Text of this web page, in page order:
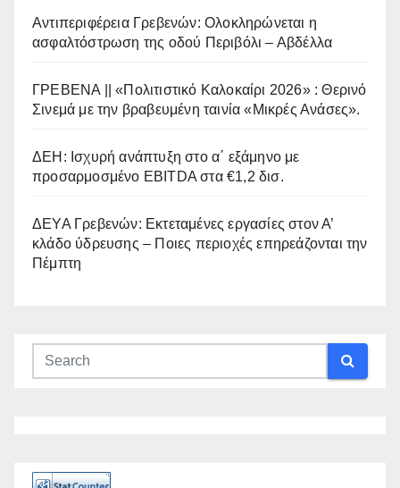
Αντιπεριφέρεια Γρεβενών: Ολοκληρώνεται η
ασφαλτόστρωση της οδού Περιβόλι – Αβδέλλα
ΓΡΕΒΕΝΑ || «Πολιτιστικό Καλοκαίρι 2026» : Θερινό
Σινεμά με την βραβευμένη ταινία «Μικρές Ανάσες».
ΔΕΗ: Ισχυρή ανάπτυξη στο α΄ εξάμηνο με
προσαρμοσμένο EBITDA στα €1,2 δισ.
ΔΕΥΑ Γρεβενών: Εκτεταμένες εργασίες στον Α’
κλάδο ύδρευσης – Ποιες περιοχές επηρεάζονται την
Πέμπτη